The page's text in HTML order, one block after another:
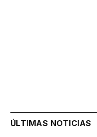
ÚLTIMAS NOTICIAS